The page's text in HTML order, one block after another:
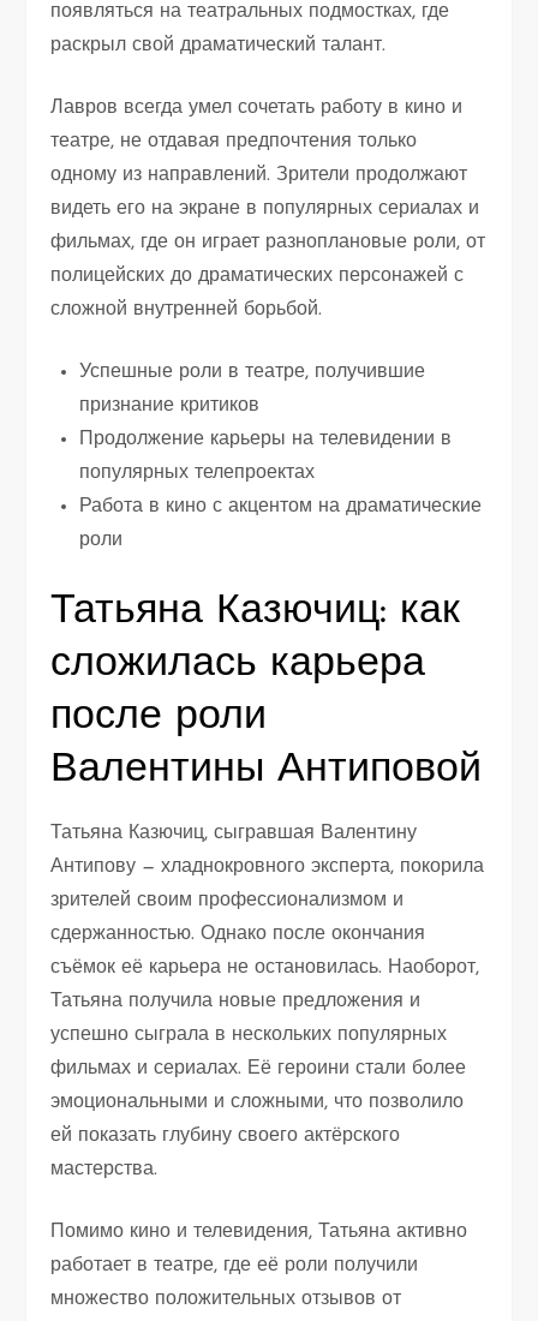
появляться на театральных подмостках, где
раскрыл свой драматический талант.
Лавров всегда умел сочетать работу в кино и
театре, не отдавая предпочтения только
одному из направлений. Зрители продолжают
видеть его на экране в популярных сериалах и
фильмах, где он играет разноплановые роли, от
полицейских до драматических персонажей с
сложной внутренней борьбой.
Успешные роли в театре, получившие
признание критиков
Продолжение карьеры на телевидении в
популярных телепроектах
Работа в кино с акцентом на драматические
роли
Татьяна Казючиц: как
сложилась карьера
после роли
Валентины Антиповой
Татьяна Казючиц, сыгравшая Валентину
Антипову — хладнокровного эксперта, покорила
зрителей своим профессионализмом и
сдержанностью. Однако после окончания
съёмок её карьера не остановилась. Наоборот,
Татьяна получила новые предложения и
успешно сыграла в нескольких популярных
фильмах и сериалах. Её героини стали более
эмоциональными и сложными, что позволило
ей показать глубину своего актёрского
мастерства.
Помимо кино и телевидения, Татьяна активно
работает в театре, где её роли получили
множество положительных отзывов от